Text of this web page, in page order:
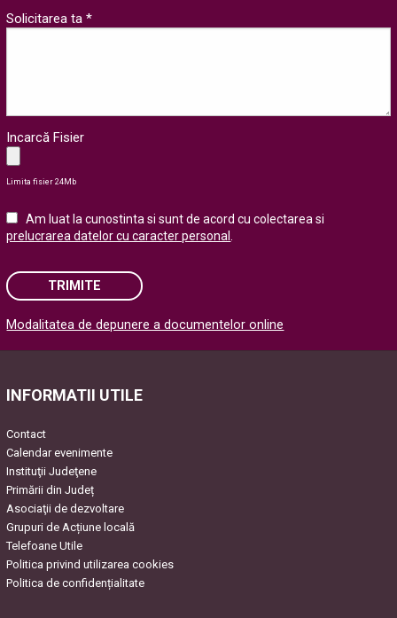
Solicitarea ta *
Incarcă Fisier
Limita fisier 24Mb
Am luat la cunostinta si sunt de acord cu colectarea si
prelucrarea datelor cu caracter personal
TRIMITE
Please leave this field empty.
Modalitatea de depunere a documentelor online
INFORMATII UTILE
Contact
Calendar evenimente
Instituţii Judeţene
Primării din Județ
Asociaţii de dezvoltare
Grupuri de Acțiune locală
Telefoane Utile
Politica privind utilizarea cookies
Politica de confidențialitate